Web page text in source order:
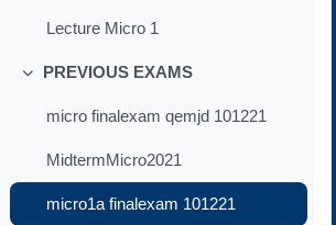
Lecture Micro 1
Replier
PREVIOUS EXAMS
micro finalexam qemjd 101221
MidtermMicro2021
micro1a finalexam 101221